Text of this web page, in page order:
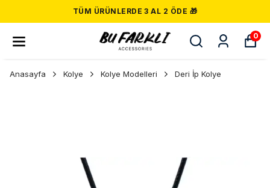
TÜM ÜRÜNLERDE 3 AL 2 ÖDE 🎁
0
Anasayfa Kolye Kolye Modelleri Deri İp Kolye